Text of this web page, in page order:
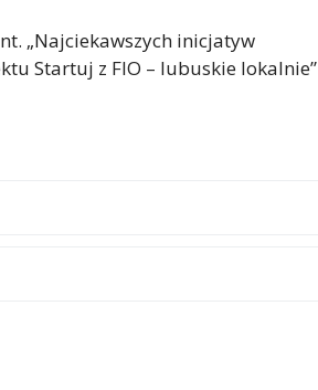
„Najciekawszych inicjatyw
Startuj z FIO – lubuskie lokalnie”